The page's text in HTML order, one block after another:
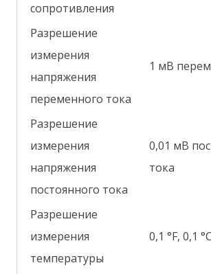
сопротивления
Разрешение
измерения
напряжения
переменного тока
1 мВ
Разрешение
измерения
напряжения
постоянного тока
0,01 мВ
тока
Разрешение
измерения
температуры
0,1 °F, 0,1 °C